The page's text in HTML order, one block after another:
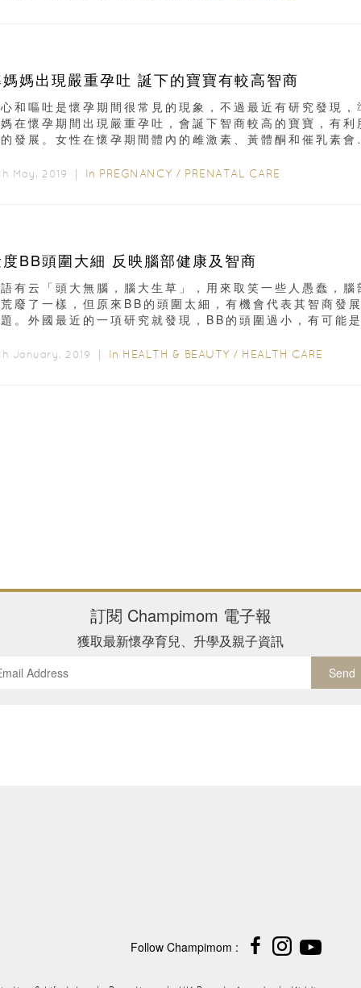
媽出現嚴重孕吐 誕下的寶寶有較高智商
和嘔吐是懷孕期間很常見的現象，不過最近有研究發現，
在懷孕期間出現嚴重孕吐，會誕下智商較高的寶寶，有利
發展。女性在懷孕期間體內的雌激素、黃體酮和催乳素會
May, 2019 ｜ In PREGNANCY / PRENATAL CARE
BB頭圍大細 反映腦部健康及智商
有云「頭大無腦，腦大生草」，用來取笑一些人愚蠢，腦
廢了一樣，但原來BB的頭圍太細，有機會代表其智商發
。外國最近的一項研究就發現，BB的頭圍過小，有可能
January, 2019 ｜ In HEALTH & BEAUTY / HEALTH CARE
訂閱 Champimom 電子報
獲取最新懷孕育兒、升學及親子資訊
Send
Follow Champimom :